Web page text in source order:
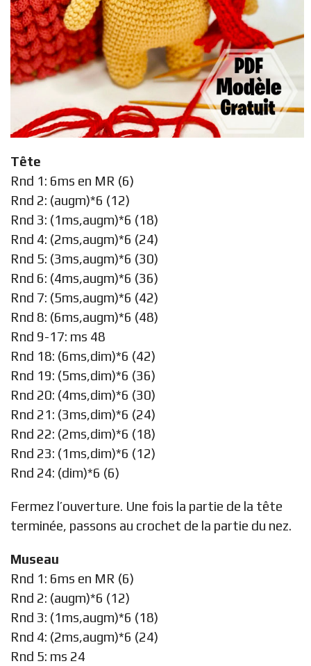
Tête
Rnd 1: 6ms en MR (6)
Rnd 2: (augm)*6 (12)
Rnd 3: (1ms,augm)*6 (18)
Rnd 4: (2ms,augm)*6 (24)
Rnd 5: (3ms,augm)*6 (30)
Rnd 6: (4ms,augm)*6 (36)
Rnd 7: (5ms,augm)*6 (42)
Rnd 8: (6ms,augm)*6 (48)
Rnd 9-17: ms 48
Rnd 18: (6ms,dim)*6 (42)
Rnd 19: (5ms,dim)*6 (36)
Rnd 20: (4ms,dim)*6 (30)
Rnd 21: (3ms,dim)*6 (24)
Rnd 22: (2ms,dim)*6 (18)
Rnd 23: (1ms,dim)*6 (12)
Rnd 24: (dim)*6 (6)
Fermez l’ouverture. Une fois la partie de la tête
terminée, passons au crochet de la partie du nez.
Museau
Rnd 1: 6ms en MR (6)
Rnd 2: (augm)*6 (12)
Rnd 3: (1ms,augm)*6 (18)
Rnd 4: (2ms,augm)*6 (24)
Rnd 5: ms 24